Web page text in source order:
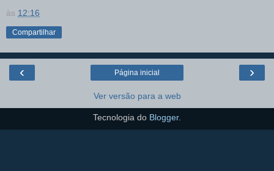
às 12:16
Compartilhar
‹ ›
Página inicial
Ver versão para a web
Tecnologia do Blogger.